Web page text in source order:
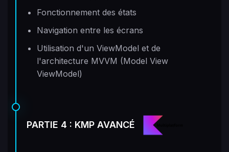
Fonctionnement des états
Navigation entre les écrans
Utilisation d'un ViewModel et de
l'architecture MVVM (Model View
ViewModel)
PARTIE 4 : KMP AVANCÉ